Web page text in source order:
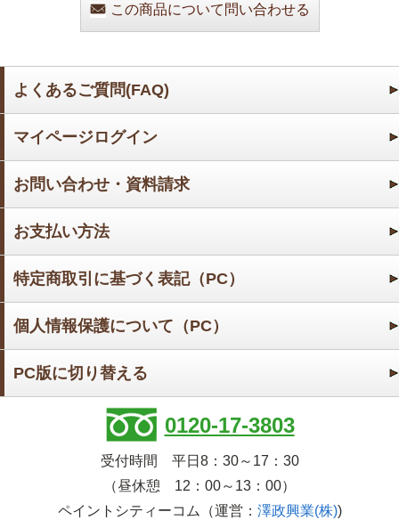
この商品について問い合わせる
よくあるご質問(FAQ)
マイページログイン
お問い合わせ・資料請求
お支払い方法
特定商取引に基づく表記（PC）
個人情報保護について（PC）
PC版に切り替える
0120-17-3803
受付時間 平日8：30～17：30
（昼休憩 12：00～13：00）
ペイントシティーコム（運営： 澤政興業(株))